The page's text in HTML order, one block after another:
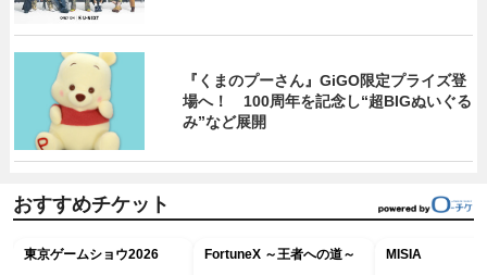
『くまのプーさん』GiGO限定プライズ登
場へ！ 100周年を記念し“超BIGぬいぐる
み”など展開
おすすめチケット
東京ゲームショウ2026 FortuneX ～王者への道～ MISIA